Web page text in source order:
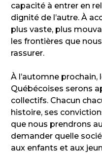
capacité à entrer en
dignité de l’autre. À
plus vaste, plus
les frontières que
rassurer.
À l’automne prochain,
Québécoises serons
collectifs. Chacun
histoire, ses
que nous prendrons
demander quelle
aux enfants et aux